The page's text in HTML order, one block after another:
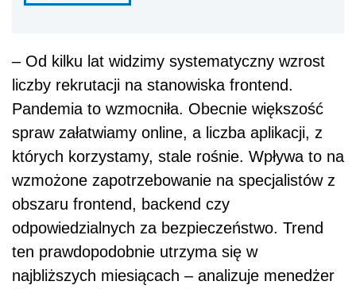
– Od kilku lat widzimy systematyczny wzrost
liczby rekrutacji na stanowiska frontend.
Pandemia to wzmocniła. Obecnie większość
spraw załatwiamy online, a liczba aplikacji, z
których korzystamy, stale rośnie. Wpływa to na
wzmożone zapotrzebowanie na specjalistów z
obszaru frontend, backend czy
odpowiedzialnych za bezpieczeństwo. Trend
ten prawdopodobnie utrzyma się w
najbliższych miesiącach – analizuje menedżer